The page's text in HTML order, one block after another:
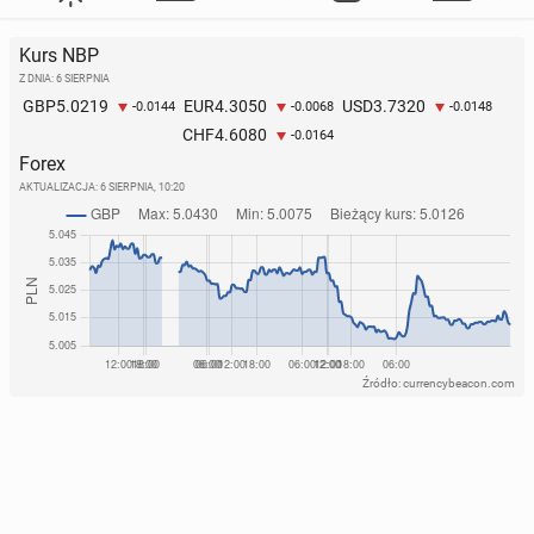
Kurs NBP
Z DNIA: 6 SIERPNIA
GBP5.0219 -0.0144 EUR4.3050 -0.0068 USD3.7320 -0.0148
CHF4.6080 -0.0164
Forex
AKTUALIZACJA: 6 SIERPNIA, 10:20
Źródło: currencybeacon.com